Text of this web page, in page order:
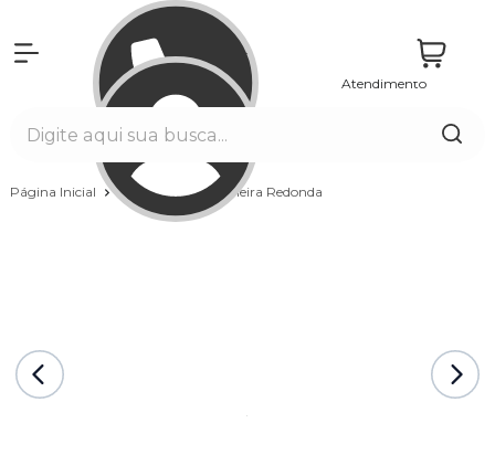
Atendimento
Página Inicial Banheiras Banheira Redonda